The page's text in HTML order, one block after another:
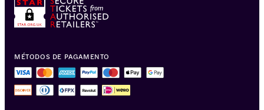
MÉTODOS DE PAGAMENTO